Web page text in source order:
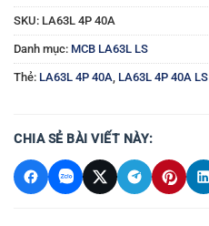
SKU: LA63L 4P 40A
Danh mục: MCB LA63L LS
Thẻ: LA63L 4P 40A, LA63L 4P 40A LS
CHIA SẺ BÀI VIẾT NÀY: